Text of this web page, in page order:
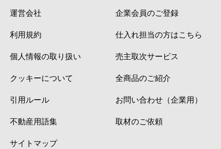
運営会社
利用規約
個人情報の取り扱い
クッキーについて
引用ルール
不動産用語集
サイトマップ
企業会員のご登録
仕入れ担当の方はこちら
売主取次サービス
全商品のご紹介
お問い合わせ（企業用）
取材のご依頼